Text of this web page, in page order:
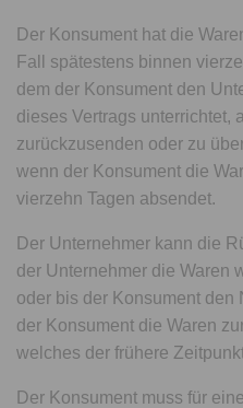
Der Konsument hat die
Fall spätestens binnen
dem der Konsument den
dieses Vertrags unterrichtet,
zurückzusenden oder zu
wenn der Konsument die
vierzehn Tagen absendet.
Der Unternehmer kann die
der Unternehmer die Waren
oder bis der Konsument den
der Konsument die Waren
welches der frühere
Der Konsument muss für